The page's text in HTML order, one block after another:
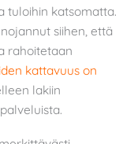
tuloihin katsomatta.
siihen, että
rahoitetaan
kattavuus on
lakiin